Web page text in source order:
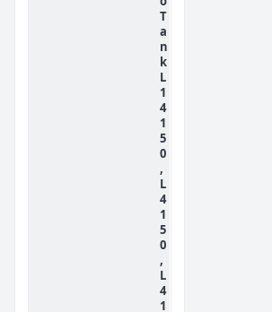
T
a
n
k
L
1
4
1
5
0
,
L
4
1
5
0
,
L
4
1